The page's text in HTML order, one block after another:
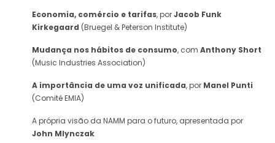
Economia, comércio e tarifas, porJacob Funk
Kirkegaard (Bruegel & Peterson Institute)
Mudança nos hábitos de consumo, com Anthony Short
(Music Industries Association)
A importância de uma voz unificada, por Manel Punti
(Comité EMIA)
A própria visão da NAMM para o futuro, apresentada por
John Mlynczak